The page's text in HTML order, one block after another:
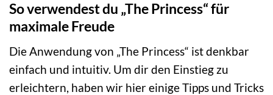
So verwendest du „The Princess“ für
maximale Freude
Die Anwendung von „The Princess“ ist denkbar
einfach und intuitiv. Um dir den Einstieg zu
erleichtern, haben wir hier einige Tipps und Tricks